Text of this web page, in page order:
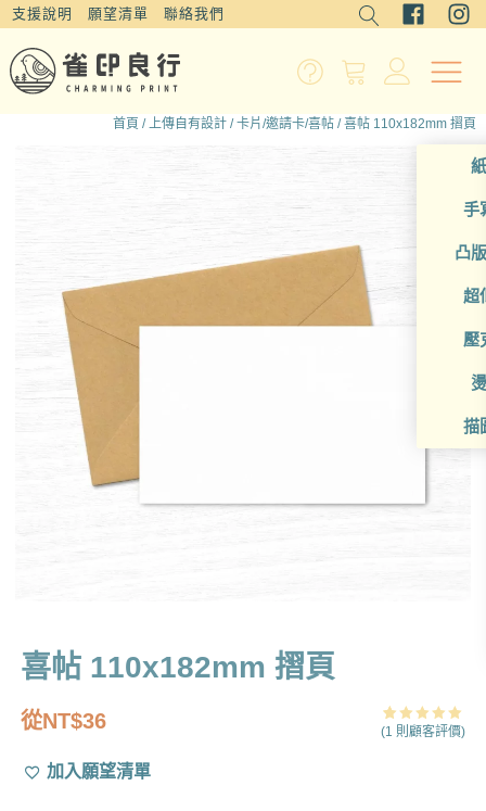
支援說明 願望清單 聯絡我們
手
凸
超
壓
描
首頁 /上傳自有設計 /卡片/邀請卡/喜帖 / 喜帖 110x182mm 摺頁
喜帖 110x182mm 摺頁
從NT$36 評分5.00
1
(1 則顧客評價)
加入願望清單